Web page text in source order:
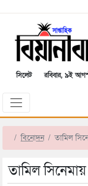
সিলেট রবিবার, ৯ই
বিনোদন তামিল
তামিল সিনেমায়